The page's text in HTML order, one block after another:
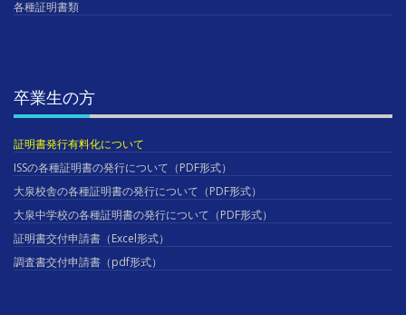
各種証明書類
卒業生の方
証明書発行有料化について
ISSの各種証明書の発行について（PDF形式）
大泉校舎の各種証明書の発行について（PDF形式）
大泉中学校の各種証明書の発行について（PDF形式）
証明書交付申請書（Excel形式）
調査書交付申請書（pdf形式）